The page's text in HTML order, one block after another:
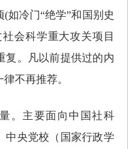
如冷门“绝学”和国别史
会科学重大攻关项目
复。凡以前提供过的内
不再推荐。
。主要面向中国社科
中央党校（国家行政学